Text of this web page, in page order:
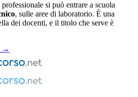
si può entrare a scuola
, sulle aree di laboratorio. È una
dei docenti, e il titolo che serve è
→